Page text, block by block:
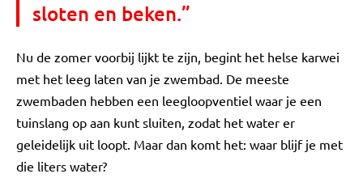
sloten en beken.”
Nu de zomer voorbij lijkt te zijn, begint het helse karwei
met het leeg laten van je zwembad. De meeste
zwembaden hebben een leegloopventiel waar je een
tuinslang op aan kunt sluiten, zodat het water er
geleidelijk uit loopt. Maar dan komt het: waar blijf je met
die liters water?